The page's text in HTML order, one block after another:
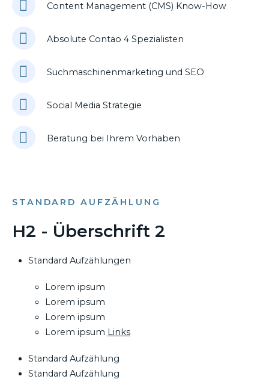
Content Management (CMS) Know-How
Absolute Contao 4 Spezialisten
Suchmaschinenmarketing und SEO
Social Media Strategie
Beratung bei Ihrem Vorhaben
STANDARD AUFZÄHLUNG
H2 - Überschrift 2
Standard Aufzählungen
Lorem ipsum
Lorem ipsum
Lorem ipsum
Lorem ipsum Links
Standard Aufzählung
Standard Aufzählung